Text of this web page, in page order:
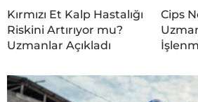
Kırmızı Et Kalp Hastalığı
Riskini Artırıyor mu?
Uzmanlar Açıkladı
Cips